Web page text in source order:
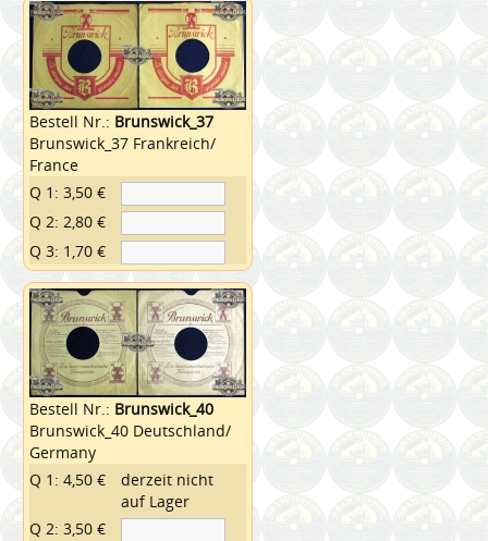
Bestell Nr.: Brunswick_37
Brunswick_37 Frankreich/
France
Q 1: 3,50 €
Q 2: 2,80 €
Q 3: 1,70 €
Bestell Nr.: Brunswick_40
Brunswick_40 Deutschland/
Germany
Q 1: 4,50 €
derzeit nicht
auf Lager
Q 2: 3,50 €